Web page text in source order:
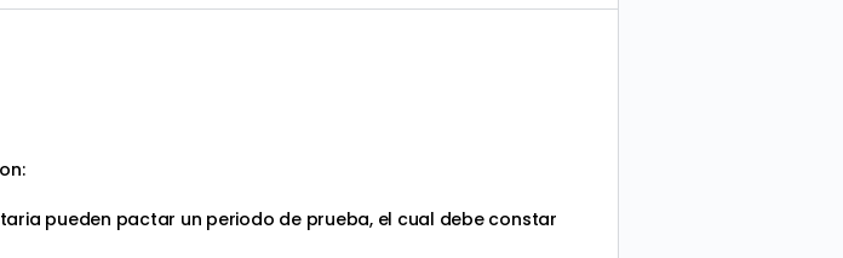
pueden pactar un periodo de prueba, el cual debe constar